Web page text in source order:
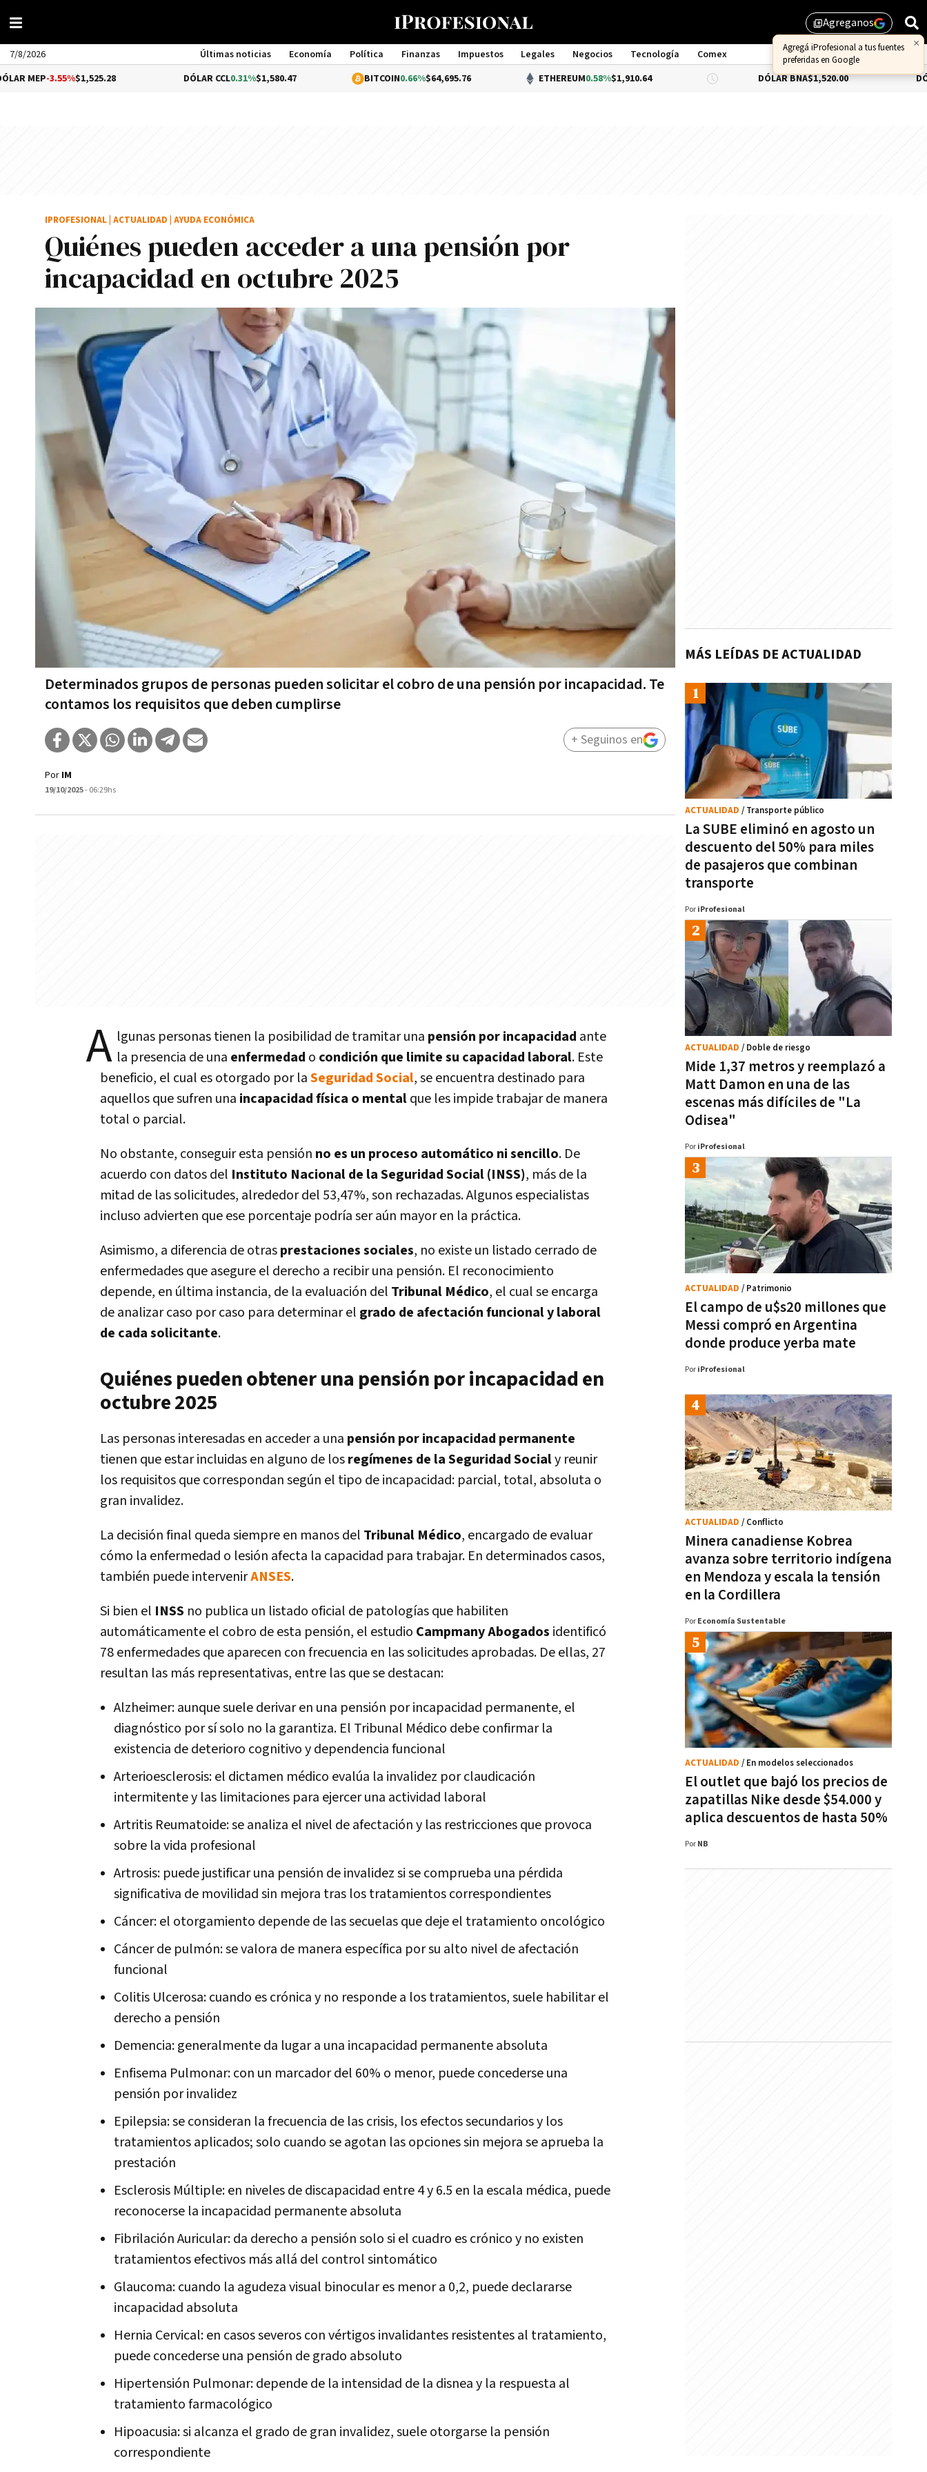
library_addAgreganos
×
Agregá iProfesional a tus fuentes
preferidas en Google
7/8/2026 Últimas noticias Economía Política Finanzas Impuestos Legales Negocios Tecnología
Comex
Management
$1,525.28 0.31%$1,580.47 0.66%$64,695.76 ETHEREUM 0.58%$1,910.64 DÓLAR BNA $1,520.00 DÓLAR BLUE-
Quiénes pueden acceder a una pensión por
incapacidad en octubre 2025
Determinados grupos de personas pueden solicitar el cobro de una pensión por incapacidad. Te
contamos los requisitos que deben cumplirse
IPROFESIONAL ACTUALIDAD AYUDA ECONÓMICA
Por IM
19/10/2025- 06:29hs
+ Seguinos en
A lgunas personas tienen la posibilidad de tramitar una pensión por incapacidad ante
la presencia de una enfermedad o condición que limite su capacidad laboral. Este
beneficio, el cual es otorgado por laSeguridad Social, se encuentra destinado para
aquellos que sufren una incapacidad física o mentalque les impide trabajar de manera
total o parcial.
No obstante, conseguir esta pensión no es un proceso automático ni sencillo. De
acuerdo con datos del Instituto Nacional de la Seguridad Social (INSS), más de la
mitad de las solicitudes, alrededor del 53,47%, son rechazadas. Algunos especialistas
incluso advierten que ese porcentaje podría ser aún mayor en la práctica.
Asimismo, a diferencia de otrasprestaciones sociales, no existe un listado cerrado de
enfermedades que asegure el derecho a recibir una pensión. El reconocimiento
depende, en última instancia, de la evaluación del Tribunal Médico, el cual se encarga
de analizar caso por caso para determinar el grado de afectación funcional y laboral
de cada solicitante.
Quiénes pueden obtener una pensión por incapacidad en
octubre 2025
Las personas interesadas en acceder a una pensión por incapacidad permanente
tienen que estar incluidas en alguno de losregímenes de la Seguridad Socialy reunir
los requisitos que correspondan según el tipo de incapacidad: parcial, total, absoluta o
gran invalidez.
La decisión final queda siempre en manos del Tribunal Médico, encargado de evaluar
cómo la enfermedad o lesión afecta la capacidad para trabajar. En determinados casos,
también puede intervenirANSES.
Si bien el INSS no publica un listado oficial de patologías que habiliten
automáticamente el cobro de esta pensión, el estudio Campmany Abogados identificó
78 enfermedades que aparecen con frecuencia en las solicitudes aprobadas. De ellas, 27
resultan las más representativas, entre las que se destacan:
Alzheimer: aunque suele derivar en una pensión por incapacidad permanente, el
diagnóstico por sí solo no la garantiza. El Tribunal Médico debe confirmar la
existencia de deterioro cognitivo y dependencia funcional
Arterioesclerosis: el dictamen médico evalúa la invalidez por claudicación
intermitente y las limitaciones para ejercer una actividad laboral
Artritis Reumatoide: se analiza el nivel de afectación y las restricciones que provoca
sobre la vida profesional
Artrosis: puede justificar una pensión de invalidez si se comprueba una pérdida
significativa de movilidad sin mejora tras los tratamientos correspondientes
Cáncer: el otorgamiento depende de las secuelas que deje el tratamiento oncológico
Cáncer de pulmón: se valora de manera específica por su alto nivel de afectación
funcional
Colitis Ulcerosa: cuando es crónica y no responde a los tratamientos, suele habilitar el
derecho a pensión
Demencia: generalmente da lugar a una incapacidad permanente absoluta
Enfisema Pulmonar: con un marcador del 60% o menor, puede concederse una
pensión por invalidez
Epilepsia: se consideran la frecuencia de las crisis, los efectos secundarios y los
tratamientos aplicados; solo cuando se agotan las opciones sin mejora se aprueba la
prestación
Esclerosis Múltiple: en niveles de discapacidad entre 4 y 6.5 en la escala médica, puede
reconocerse la incapacidad permanente absoluta
Fibrilación Auricular: da derecho a pensión solo si el cuadro es crónico y no existen
tratamientos efectivos más allá del control sintomático
Glaucoma: cuando la agudeza visual binocular es menor a 0,2, puede declararse
incapacidad absoluta
Hernia Cervical: en casos severos con vértigos invalidantes resistentes al tratamiento,
puede concederse una pensión de grado absoluto
Hipertensión Pulmonar: depende de la intensidad de la disnea y la respuesta al
tratamiento farmacológico
Hipoacusia: si alcanza el grado de gran invalidez, suele otorgarse la pensión
correspondiente
MÁS LEÍDAS DE ACTUALIDAD
La SUBE eliminó en agosto un
descuento del 50% para miles
de pasajeros que combinan
transporte
ACTUALIDAD / Transporte público
Por iProfesional
Mide 1,37 metros y reemplazó a
Matt Damon en una de las
escenas más difíciles de "La
Odisea"
ACTUALIDAD / Doble de riesgo
Por iProfesional
El campo de u$s20 millones que
Messi compró en Argentina
donde produce yerba mate
ACTUALIDAD / Patrimonio
Por iProfesional
Minera canadiense Kobrea
avanza sobre territorio indígena
en Mendoza y escala la tensión
en la Cordillera
ACTUALIDAD / Conflicto
Por Economía Sustentable
El outlet que bajó los precios de
zapatillas Nike desde $54.000 y
aplica descuentos de hasta 50%
ACTUALIDAD / En modelos seleccionados
Por NB